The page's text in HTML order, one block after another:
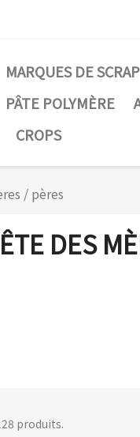
MARQUES DE SCRAP
PÂTE POLYMÈRE
CROPS
/ pères
DES
produits.